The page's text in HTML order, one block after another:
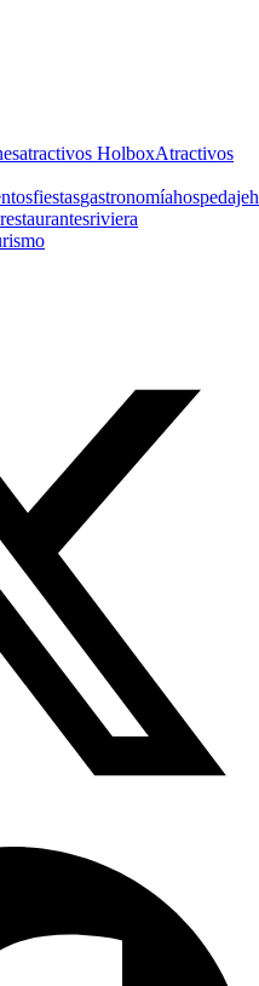
atractivos HolboxAtractivos
fiestasgastronomíahospedaje
restaurantesriviera